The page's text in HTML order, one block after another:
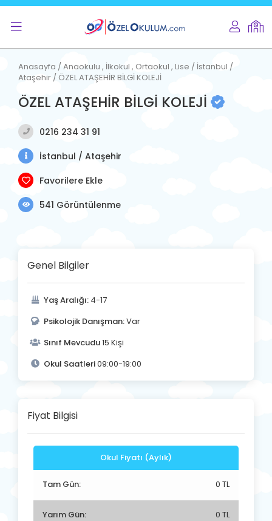
Anasayfa / Anaokulu , İlkokul , Ortaokul , Lise / İstanbul /
Ataşehir / ÖZEL ATAŞEHİR BİLGİ KOLEJİ
ÖZEL ATAŞEHİR BİLGİ KOLEJİ
0216 234 31 91
İstanbul / Ataşehir
Favorilere Ekle
541 Görüntülenme
Genel Bilgiler
Yaş Aralığı: 4-17
Psikolojik Danışman:Var
Sınıf Mevcudu15 Kişi
Okul Saatleri09:00-19:00
Fiyat Bilgisi
Okul Fiyatı (Aylık)
Tam Gün: 0 TL
Yarım Gün: 0 TL